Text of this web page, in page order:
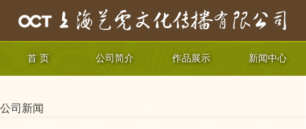
首 页 公司简介 作品展示 新闻中心
公司新闻